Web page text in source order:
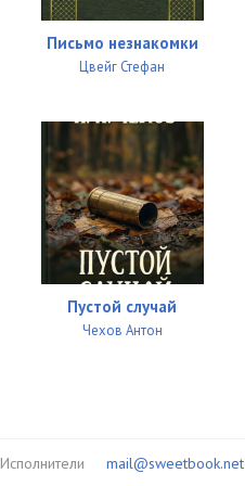
Письмо незнакомки
Цвейг Стефан
Пустой случай
Чехов Антон
Исполнители mail@sweetbook.net